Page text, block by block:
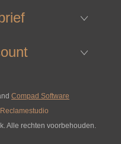
Compad Software
Alle rechten voorbehouden.